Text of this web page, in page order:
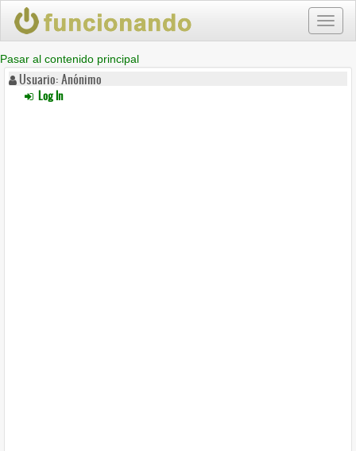
Pasar al contenido principal
Usuario: Anónimo
Log In